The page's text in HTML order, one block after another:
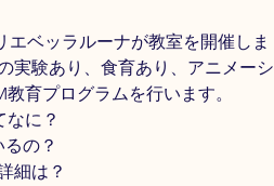
ベッラルーナが教室を開催しま
実験あり、食育あり、アニメーシ
育プログラムを行います。
なに？
の？
細は？